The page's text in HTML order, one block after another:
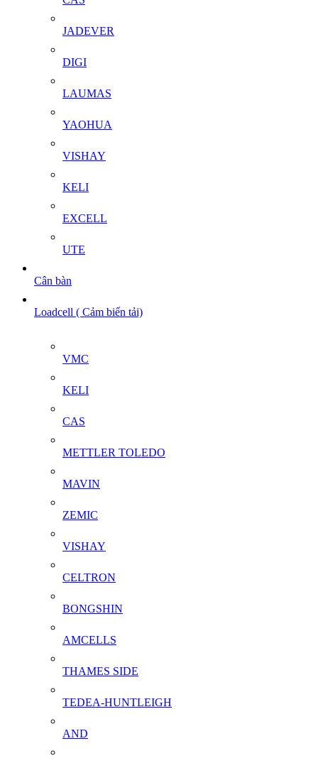
JADEVER
DIGI
LAUMAS
YAOHUA
VISHAY
KELI
EXCELL
UTE
Cân bàn
Loadcell ( Cảm biến tải)
VMC
KELI
CAS
METTLER TOLEDO
MAVIN
ZEMIC
VISHAY
CELTRON
BONGSHIN
AMCELLS
THAMES SIDE
TEDEA-HUNTLEIGH
AND